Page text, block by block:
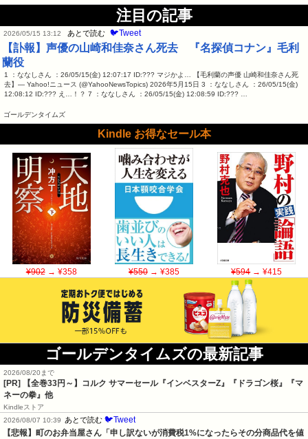
注目の記事
2026/05/15 13:12 あとで読む 🐦Tweet
【訃報】声優の山崎和佳奈さん死去 『名探偵コナン』毛利
蘭役
1 ：ななしさん ：26/05/15(金) 12:07:17 ID:??? マジかよ… 【毛利蘭の声優 山崎和佳奈さん死
去】— Yahoo!ニュース (@YahooNewsTopics) 2026年5月15日 3 ：ななしさん ：26/05/15(金)
12:08:12 ID:??? え…！？ 7 ：ななしさん ：26/05/15(金) 12:08:59 ID:??? …
ゴールデンタイムズ
Kindle お得なセール本
¥902→ ¥358 ¥550→ ¥385 ¥594→ ¥415
ゴールデンタイムズの最新記事
2026/08/20まで
[PR]
【全巻33円～】コルク サマーセール『インベスターZ』『ドラゴン桜』『マ
ネーの拳』他
Kindleストア
2026/08/07 10:39
あとで読む 🐦Tweet
【悲報】町のお弁当屋さん「申し訳ないが消費税1%になったらその分商品代を値